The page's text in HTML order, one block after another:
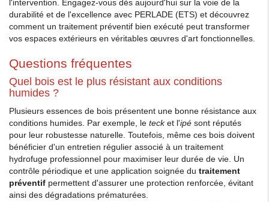
l'intervention. Engagez-vous dès aujourd'hui sur la voie de la
durabilité et de l'excellence avec PERLADE (ETS) et découvrez
comment un traitement préventif bien exécuté peut transformer
vos espaces extérieurs en véritables œuvres d'art fonctionnelles.
Questions fréquentes
Quel bois est le plus résistant aux conditions
humides ?
Plusieurs essences de bois présentent une bonne résistance aux
conditions humides. Par exemple, le tecket l'ipé sont réputés
pour leur robustesse naturelle. Toutefois, même ces bois doivent
bénéficier d'un entretien régulier associé à un traitement
hydrofuge professionnel pour maximiser leur durée de vie. Un
contrôle périodique et une application soignée du traitement
préventif permettent d'assurer une protection renforcée, évitant
ainsi des dégradations prématurées.